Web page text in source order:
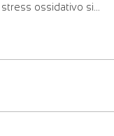
ossidativo si...